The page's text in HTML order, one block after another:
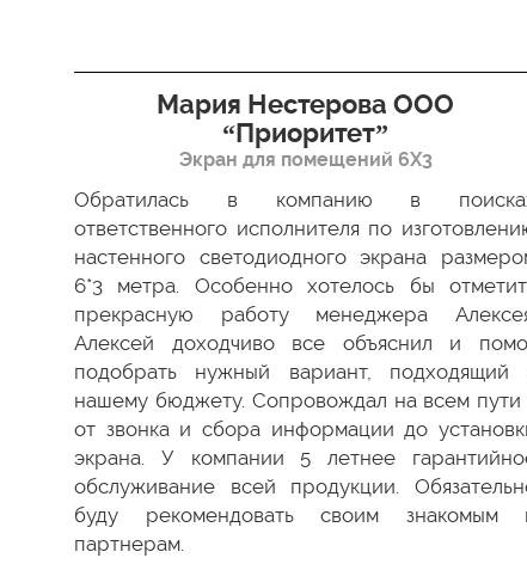
Мария Нестерова ООО
“Приоритет”
Экран для помещений 6Х3
Обратилась в компанию в
ответственного исполнителя по
настенного светодиодного экрана
6*3 метра. Особенно хотелось бы
прекрасную работу менеджера
Алексей доходчиво все объяснил и
подобрать нужный вариант, подходящий
нашему бюджету. Сопровождал на всем пути
от звонка и сбора информации до
экрана. У компании 5 летнее
обслуживание всей продукции.
буду рекомендовать своим знакомым
партнерам.